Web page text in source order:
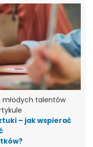
młodych talentów
– jak wspierać